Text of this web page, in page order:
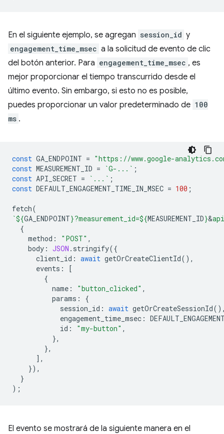
En el siguiente ejemplo, se agregan session_id y
engagement_time_msec a la solicitud de evento de clic
del botón anterior. Para engagement_time_msec , es
mejor proporcionar el tiempo transcurrido desde el
último evento. Sin embargo, si esto no es posible,
puedes proporcionar un valor predeterminado de 100
ms .
const GA_ENDPOINT = "https://www.google-
const MEASUREMENT_ID = `G-...` ;
const API_SECRET = `...` ;
const DEFAULT_ENGAGEMENT_TIME_IN_MSEC = 100 ;
fetch(
`${GA_ENDPOINT}?measurement_id=${MEASUREMENT_ID}&
{
method : "POST" ,
body : JSON . stringify({
client_id : await getOrCreateClientId(),
events :
[
{
name : "button_clicked" ,
params :
{
session_id : await getOrCreateSessionId
engagement_time_msec :
id : "my-button" ,
},
},
],
}),
}
);
El evento se mostrará de la siguiente manera en el